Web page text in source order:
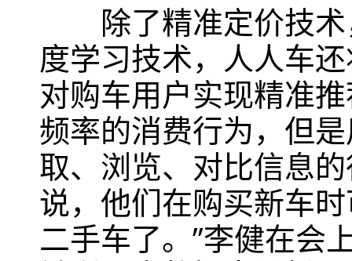
除了精准定价技术
度学习技术，人人车
对购车用户实现精准
频率的消费行为，但
取、浏览、对比信息
说，他们在购买新车
二手车了。”李健在会